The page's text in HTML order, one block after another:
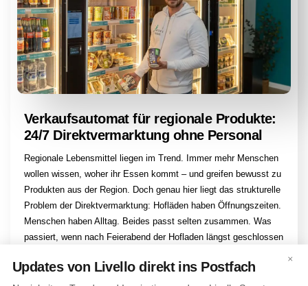
Verkaufsautomat für regionale Produkte:
24/7 Direktvermarktung ohne Personal
Regionale Lebensmittel liegen im Trend. Immer mehr Menschen
wollen wissen, woher ihr Essen kommt – und greifen bewusst zu
Produkten aus der Region. Doch genau hier liegt das strukturelle
Problem der Direktvermarktung: Hofläden haben Öffnungszeiten.
Menschen haben Alltag. Beides passt selten zusammen. Was
passiert, wenn nach Feierabend der Hofladen längst geschlossen
×
Updates von Livello direkt ins Postfach